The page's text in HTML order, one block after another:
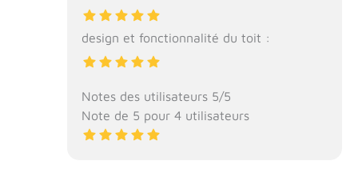
design et fonctionnalité du toit :
Notes des utilisateurs 5/5
Note de 5 pour 4 utilisateurs